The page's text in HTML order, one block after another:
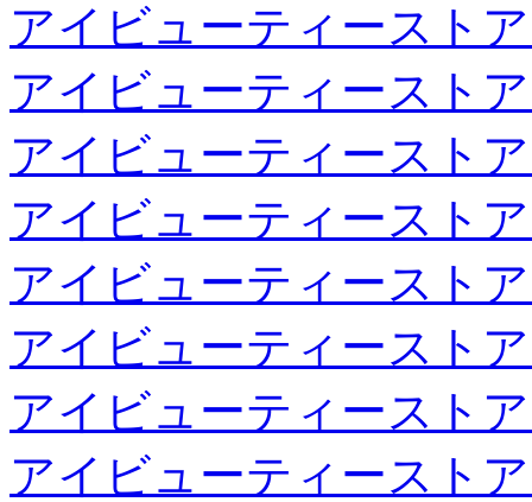
アイビューティースト
アイビューティースト
アイビューティースト
アイビューティースト
アイビューティースト
アイビューティースト
アイビューティースト
アイビューティースト